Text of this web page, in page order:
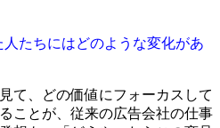
たちにはどのような変化があ
て、どの価値にフォーカスして
ことが、従来の広告会社の仕事